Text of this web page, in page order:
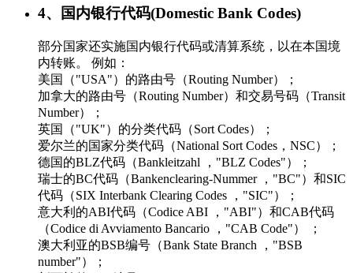
4、国内银行代码(Domestic Bank Codes)
部分国家还实施国内银行代码或清算系统，以在本国境
内转账。 例如：
美国（"USA"）的路由号（Routing Number）；
加拿大的路由号（Routing Number）和交易号码（Transit
Number）；
英国（"UK"）的分类代码（Sort Codes）；
爱尔兰的国家分类代码（National Sort Codes，NSC）；
德国的BLZ代码（Bankleitzahl ，"BLZ Codes"）；
瑞士的BC代码（Bankenclearing-Nummer ，"BC"）和SIC
代码（SIX Interbank Clearing Codes ，"SIC"）；
意大利的ABI代码（Codice ABI ，"ABI"）和CAB代码
（Codice di Avviamento Bancario ，"CAB Code"） ；
澳大利亚的BSB编号（Bank State Branch ，"BSB
number"）；